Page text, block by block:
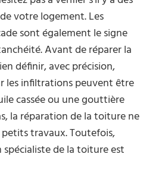
votre logement. Les
sont également le signe
Avant de réparer la
définir, avec précision,
les infiltrations peuvent être
cassée ou une gouttière
la réparation de la toiture ne
travaux. Toutefois,
spécialiste de la toiture est